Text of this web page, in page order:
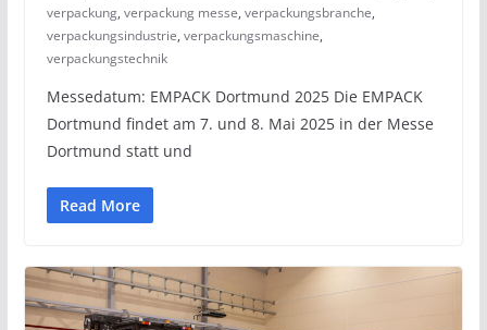
verpackung, verpackung messe, verpackungsbranche,
verpackungsindustrie, verpackungsmaschine,
verpackungstechnik
Messedatum: EMPACK Dortmund 2025 Die EMPACK
Dortmund findet am 7. und 8. Mai 2025 in der Messe
Dortmund statt und
Read More